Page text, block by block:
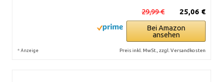
25,06 €
29,99 €
Bei Amazon
ansehen
* Anzeige Preis inkl. MwSt., zzgl. Versandkosten